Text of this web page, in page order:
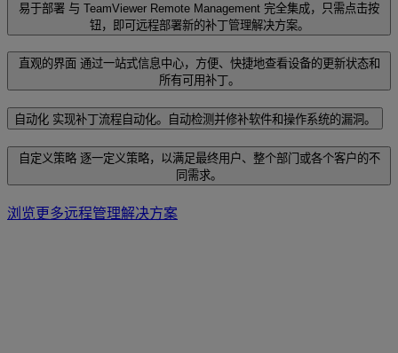
易于部署 与 TeamViewer Remote Management 完全集成，只需点击按
钮，即可远程部署新的补丁管理解决方案。
直观的界面 通过一站式信息中心，方便、快捷地查看设备的更新状态和
所有可用补丁。
自动化 实现补丁流程自动化。自动检测并修补软件和操作系统的漏洞。
自定义策略 逐一定义策略，以满足最终用户、整个部门或各个客户的不
同需求。
浏览更多远程管理解决方案